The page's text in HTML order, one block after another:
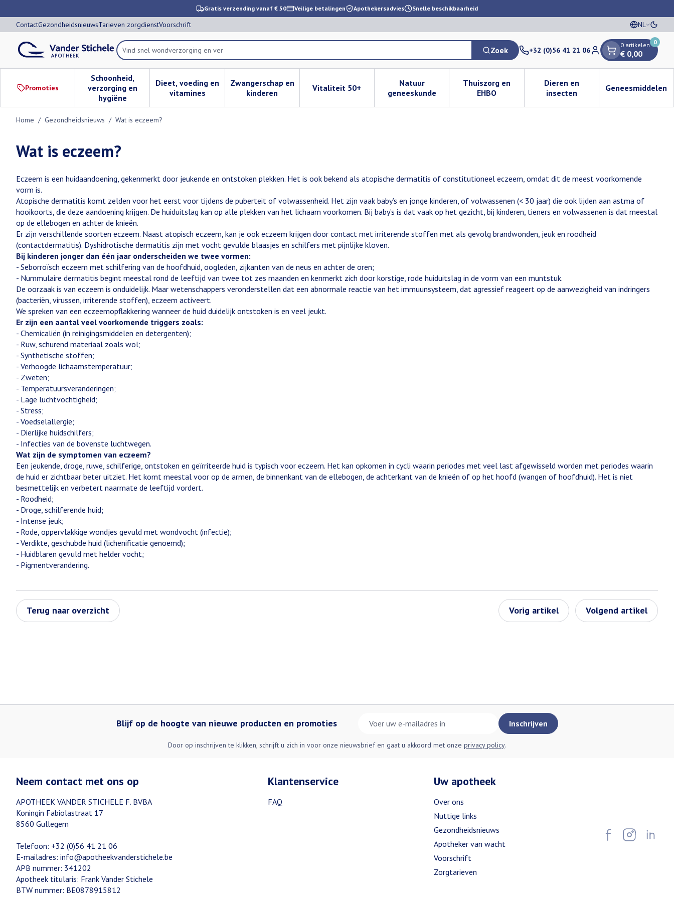
Gratis verzending vanaf € 50 Veilige betalingen Apothekersadvies Snelle beschikbaarheid
ContactGezondheidsnieuwsTarieven zorgdienstVoorschrift NL
Talen
Product, merk, categorie...
Vind snel wondver Zoek +32 (0)56 41 21 06
Klant menu
0 artikelen
€ 0,00
0
Promoties
Schoonheid,
verzorging en
hygiëne
Toon submenu voor Schoonheid, verzorging en hygiëne categorie
Dieet, voeding en
vitaminesToon submenu voor Dieet, voeding en vitamines categorie
Zwangerschap en
kinderenToon submenu voor Zwangerschap en kinderen categorie
Vitaliteit 50+Toon submenu voor Vitaliteit 50+ categorie
Natuur
geneeskundeToon submenu voor Natuur geneeskunde categorie
Thuiszorg en
EHBO
Toon submenu voor Thuiszorg en EHBO categorie
Dieren en
insectenToon submenu voor Dieren
Geneesmiddelen
Toon
Home / Gezondheidsnieuws / Wat is eczeem?
Wat is eczeem?
Eczeem is een huidaandoening, gekenmerkt door jeukende en ontstoken plekken. Het is ook bekend als atopische dermatitis of constitutioneel eczeem, omdat dit de meest voorkomende
vorm is.
Atopische dermatitis komt zelden voor het eerst voor tijdens de puberteit of volwassenheid. Het zijn vaak baby’s en jonge kinderen, of volwassenen (< 30 jaar) die ook lijden aan astma of
hooikoorts, die deze aandoening krijgen. De huiduitslag kan op alle plekken van het lichaam voorkomen. Bij baby’s is dat vaak op het gezicht, bij kinderen, tieners en volwassenen is dat meestal
op de ellebogen en achter de knieën.
Er zijn verschillende soorten eczeem. Naast atopisch eczeem, kan je ook eczeem krijgen door contact met irriterende stoffen met als gevolg brandwonden, jeuk en roodheid
(contactdermatitis). Dyshidrotische dermatitis zijn met vocht gevulde blaasjes en schilfers met pijnlijke kloven.
Bij kinderen jonger dan één jaar onderscheiden we twee vormen:
- Seborroïsch eczeem met schilfering van de hoofdhuid, oogleden, zijkanten van de neus en achter de oren;
- Nummulaire dermatitis begint meestal rond de leeftijd van twee tot zes maanden en kenmerkt zich door korstige, rode huiduitslag in de vorm van een muntstuk.
De oorzaak is van eczeem is onduidelijk. Maar wetenschappers veronderstellen dat een abnormale reactie van het immuunsysteem, dat agressief reageert op de aanwezigheid van indringers
(bacteriën, virussen, irriterende stoffen), eczeem activeert.
We spreken van een eczeemopflakkering wanneer de huid duidelijk ontstoken is en veel jeukt.
Er zijn een aantal veel voorkomende triggers zoals:
- Chemicaliën (in reinigingsmiddelen en detergenten);
- Ruw, schurend materiaal zoals wol;
- Synthetische stoffen;
- Verhoogde lichaamstemperatuur;
- Zweten;
- Temperatuursveranderingen;
- Lage luchtvochtigheid;
- Stress;
- Voedselallergie;
- Dierlijke huidschilfers;
- Infecties van de bovenste luchtwegen.
Wat zijn de symptomen van eczeem?
Een jeukende, droge, ruwe, schilferige, ontstoken en geïrriteerde huid is typisch voor eczeem. Het kan opkomen in cycli waarin periodes met veel last afgewisseld worden met periodes waarin
de huid er zichtbaar beter uitziet. Het komt meestal voor op de armen, de binnenkant van de ellebogen, de achterkant van de knieën of op het hoofd (wangen of hoofdhuid). Het is niet
besmettelijk en verbetert naarmate de leeftijd vordert.
- Roodheid;
- Droge, schilferende huid;
- Intense jeuk;
- Rode, oppervlakkige wondjes gevuld met wondvocht (infectie);
- Verdikte, geschubde huid (lichenificatie genoemd);
- Huidblaren gevuld met helder vocht;
- Pigmentverandering.
Terug naar overzicht Vorig artikel Volgend artikel
Blijf op de hoogte van nieuwe producten en promoties Inschrijven
Door op inschrijven te klikken, schrijft u zich in voor onze nieuwsbrief en gaat u akkoord met onze privacy policy.
Neem contact met ons op
APOTHEEK VANDER STICHELE F. BVBA
Koningin Fabiolastraat 17
8560 Gullegem
Telefoon: +32 (0)56 41 21 06
E-mailadres: info@apotheekvanderstichele.be
APB nummer: 341202
Apotheek titularis: Frank Vander Stichele
BTW nummer: BE0878915812
Klantenservice
FAQ
Uw apotheek
Over ons
Nuttige links
Gezondheidsnieuws
Apotheker van wacht
Voorschrift
Zorgtarieven